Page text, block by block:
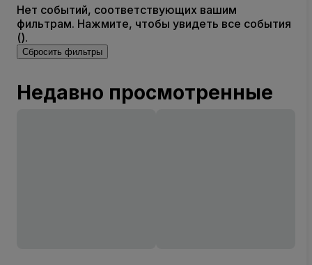
Нет событий, соответствующих вашим
фильтрам. Нажмите, чтобы увидеть все события
().
Сбросить фильтры
Недавно просмотренные